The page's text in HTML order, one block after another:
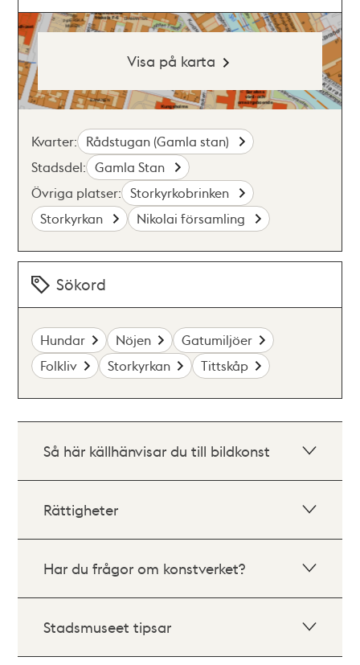
Visa på karta
Kvarter: Rådstugan (Gamla stan)
Stadsdel: Gamla Stan
Övriga platser: Storkyrkobrinken
Storkyrkan
Nikolai församling
Sökord
Hundar Nöjen
Gatumiljöer
Folkliv
Storkyrkan Tittskåp
Så här källhänvisar du till bildkonst
Rättigheter
Har du frågor om konstverket?
Stadsmuseet tipsar